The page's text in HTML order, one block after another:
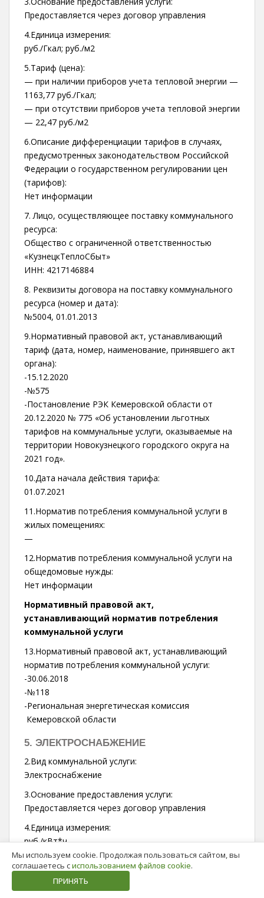
Предоставляется через договор управления
4.Единица измерения:
руб./Гкал; руб./м2
5.Тариф (цена):
— при наличии приборов учета тепловой энергии —
1163,77 руб./Гкал;
— при отсутствии приборов учета тепловой энергии
— 22,47 руб./м2
6.Описание дифференциации тарифов в случаях,
предусмотренных законодательством Российской
Федерации о государственном регулировании цен
(тарифов):
Нет информации
7. Лицо, осуществляющее поставку коммунального
ресурса:
Общество с ограниченной ответственностью
«КузнецкТеплоСбыт»
ИНН: 4217146884
8. Реквизиты договора на поставку коммунального
ресурса (номер и дата):
№5004, 01.01.2013
9.Нормативный правовой акт, устанавливающий
тариф (дата, номер, наименование, принявшего акт
органа):
-15.12.2020
-№575
-Постановление РЭК Кемеровской области от
20.12.2020 № 775 «Об установлении льготных
тарифов на коммунальные услуги, оказываемые на
территории Новокузнецкого городского округа на
2021 год».
10.Дата начала действия тарифа:
01.07.2021
11.Норматив потребления коммунальной услуги в
жилых помещениях:
—
12.Норматив потребления коммунальной услуги на
общедомовые нужды:
Нет информации
Нормативный правовой акт,
устанавливающий норматив потребления
коммунальной услуги
13.Нормативный правовой акт, устанавливающий
норматив потребления коммунальной услуги:
-30.06.2018
-№118
-Региональная энергетическая комиссия
Кемеровской области
5. ЭЛЕКТРОСНАБЖЕНИЕ
2.Вид коммунальной услуги:
Электроснабжение
3.Основание предоставления услуги:
Предоставляется через договор управления
4.Единица измерения:
руб./кВт*ч
5.Тариф (цена):
2,64
6.Описание дифференциации тарифов в случаях,
Мы используем cookie. Продолжая пользоваться сайтом, вы
соглашаетесь сиспользованием файлов cookie.
ПРИНЯТЬ